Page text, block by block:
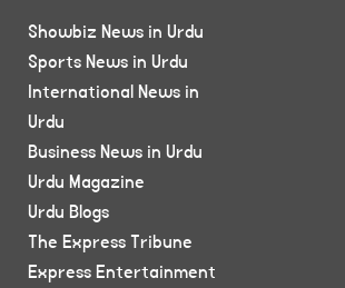
Showbiz News in Urdu
Sports News in Urdu
International News in
Urdu
Business News in Urdu
Urdu Magazine
Urdu Blogs
The Express Tribune
Express Entertainment